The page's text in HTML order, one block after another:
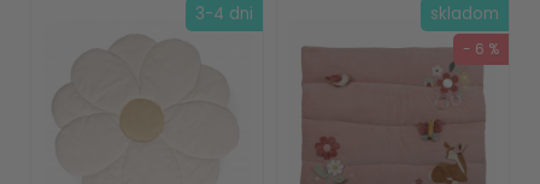
3-4 dni skladom
- 6 %